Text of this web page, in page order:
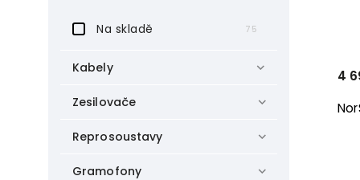
Na skladě 75
Kabely
Zesilovače
Reprosoustavy
Gramofony
4